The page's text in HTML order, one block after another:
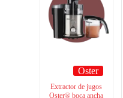
Oster
Extractor de jugos
Oster® boca ancha